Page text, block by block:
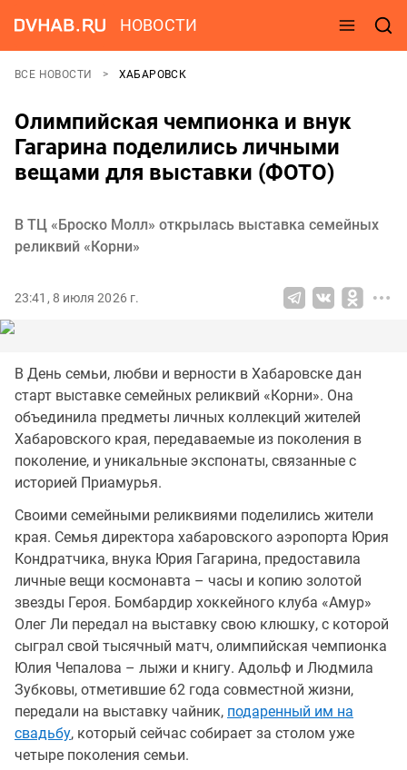
НОВОСТИ
ВСЕ НОВОСТИ ХАБАРОВСК
Олимпийская чемпионка и внук
Гагарина поделились личными
вещами для выставки (ФОТО)
В ТЦ «Броско Молл» открылась выставка семейных
реликвий «Корни»
23:41, 8 июля 2026 г.
В День семьи, любви и верности в Хабаровске дан
старт выставке семейных реликвий «Корни». Она
объединила предметы личных коллекций жителей
Хабаровского края, передаваемые из поколения в
поколение, и уникальные экспонаты, связанные с
историей Приамурья.
Своими семейными реликвиями поделились жители
края. Семья директора хабаровского аэропорта Юрия
Кондратчика, внука Юрия Гагарина, предоставила
личные вещи космонавта – часы и копию золотой
звезды Героя. Бомбардир хоккейного клуба «Амур»
Олег Ли передал на выставку свою клюшку, с которой
сыграл свой тысячный матч, олимпийская чемпионка
Юлия Чепалова – лыжи и книгу. Адольф и Людмила
Зубковы, отметившие 62 года совместной жизни,
передали на выставку чайник, подаренный им на
свадьбу, который сейчас собирает за столом уже
четыре поколения семьи.